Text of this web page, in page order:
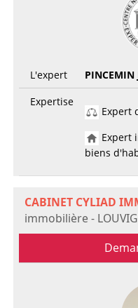
L'expert
PINCEMIN
Expertise
Expert
Expert
biens
CABINET CYLIAD
immobilière -